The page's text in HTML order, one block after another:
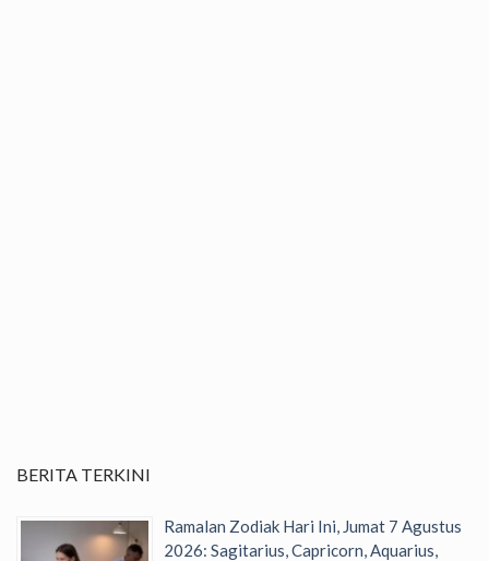
BERITA TERKINI
Ramalan Zodiak Hari Ini, Jumat 7 Agustus
2026: Sagitarius, Capricorn, Aquarius,